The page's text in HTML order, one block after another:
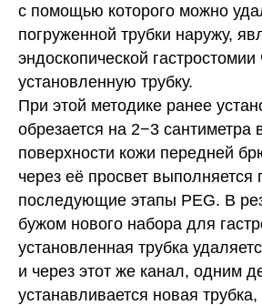
с помощью которого можно
погруженной трубки наружу,
эндоскопической
установленную трубку.
При этой методике ранее
обрезается на 2−3 сантиметра
поверхности кожи передней
через её просвет выполняется
последующие этапы PEG. В
бужом нового набора для
установленная трубка
и через этот же канал, одним
устанавливается новая